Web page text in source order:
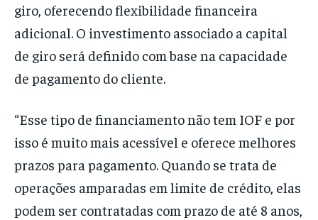
giro, oferecendo flexibilidade financeira
adicional. O investimento associado a capital
de giro será definido com base na capacidade
de pagamento do cliente.
“Esse tipo de financiamento não tem IOF e por
isso é muito mais acessível e oferece melhores
prazos para pagamento. Quando se trata de
operações amparadas em limite de crédito, elas
podem ser contratadas com prazo de até 8 anos,